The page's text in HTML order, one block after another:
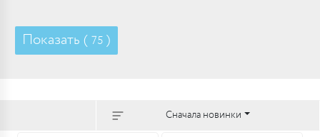
Показать ( 75 )
Сначала новинки